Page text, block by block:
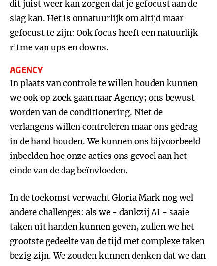
dit juist weer kan zorgen dat je gefocust aan de
slag kan. Het is onnatuurlijk om altijd maar
gefocust te zijn: Ook focus heeft een natuurlijk
ritme van ups en downs.
AGENCY
In plaats van controle te willen houden kunnen
we ook op zoek gaan naar Agency; ons bewust
worden van de conditionering. Niet de
verlangens willen controleren maar ons gedrag
in de hand houden. We kunnen ons bijvoorbeeld
inbeelden hoe onze acties ons gevoel aan het
einde van de dag beïnvloeden.
In de toekomst verwacht Gloria Mark nog wel
andere challenges: als we - dankzij AI - saaie
taken uit handen kunnen geven, zullen we het
grootste gedeelte van de tijd met complexe taken
bezig zijn. We zouden kunnen denken dat we dan